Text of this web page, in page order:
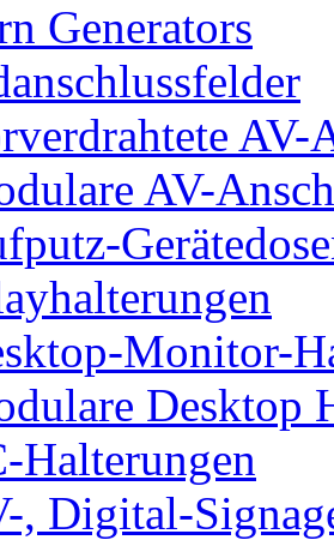
Generators
AV-
AV-
Monitor-
Desktop
Halterungen
, Digital-